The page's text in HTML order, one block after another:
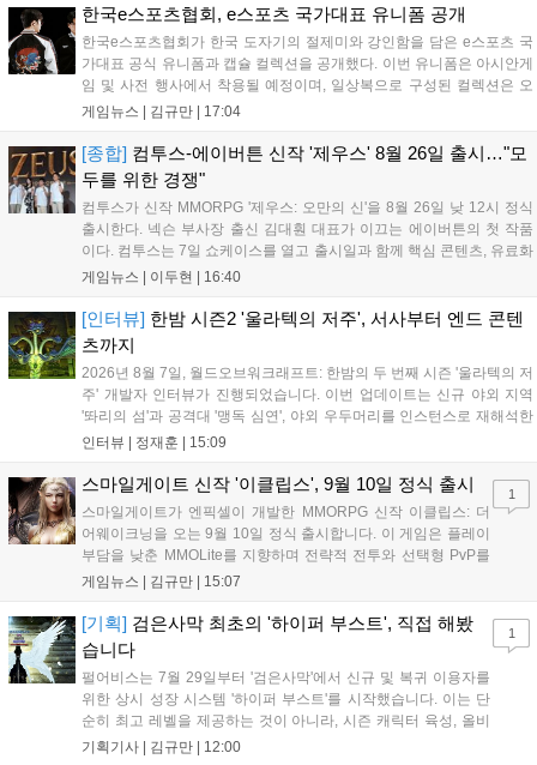
영상 및 대형 전광판에 소개될 예정입니다....
한국e스포츠협회, e스포츠 국가대표 유니폼 공개
한국e스포츠협회가 한국 도자기의 절제미와 강인함을 담은 e스포츠 국
가대표 공식 유니폼과 캡슐 컬렉션을 공개했다. 이번 유니폼은 아시안게
임 및 사전 행사에서 착용될 예정이며, 일상복으로 구성된 컬렉션은 오
는 8월 28일부터 골스튜디오 공식 홈페이지와 무신사, 오프라인 매장에
니폼을 착용할 계획이다....
게임뉴스 | 김규만 | 17:04
[종합] 컴투스-에이버튼 신작 '제우스' 8월 26일 출시…"모
두를 위한 경쟁"
컴투스가 신작 MMORPG '제우스: 오만의 신'을 8월 26일 낮 12시 정식
출시한다. 넥슨 부사장 출신 김대훤 대표가 이끄는 에이버튼의 첫 작품
이다. 컴투스는 7일 쇼케이스를 열고 출시일과 함께 핵심 콘텐츠, 유료화
정책, 운영 방향을 공개했다. 캐릭터명 선점은 8월 13일 오후 8시 시작한
게임뉴스 | 이두현 | 16:40
[인터뷰] 한밤 시즌2 '울라텍의 저주', 서사부터 엔드 콘텐
츠까지
2026년 8월 7일, 월드오브워크래프트: 한밤의 두 번째 시즌 '울라텍의 저
주' 개발자 인터뷰가 진행되었습니다. 이번 업데이트는 신규 야외 지역
'똬리의 섬'과 공격대 '맹독 심연', 야외 우두머리를 인스턴스로 재해석한
'소굴'을 포함합니다. 개발진은 하우징 시스템 개선 및 신화+ 던전 로테이
를 표했습니다....
인터뷰 | 정재훈 | 15:09
스마일게이트 신작 '이클립스', 9월 10일 정식 출시
스마일게이트가 엔픽셀이 개발한 MMORPG 신작 이클립스: 더
어웨이크닝을 오는 9월 10일 정식 출시합니다. 이 게임은 플레이
부담을 낮춘 MMOLite를 지향하며 전략적 전투와 선택형 PvP를
특징으로 합니다. 현재 공식 홈페이지와 앱 마켓에서 사전등록을
니다. 또한 카카오톡 채널 추가 시 주차별 스페셜 쿠폰과 한정 스
킨, 경품 이벤트 등 풍성한 혜택을 마련해 이용자들의 기대를 모
으고 있습니다....
게임뉴스 | 김규만 | 15:07
1
[기획] 검은사막 최초의 '하이퍼 부스트', 직접 해봤
습니다
펄어비스는 7월 29일부터 '검은사막'에서 신규 및 복귀 이용자를
위한 상시 성장 시스템 '하이퍼 부스트'를 시작했습니다. 이는 단
순히 최고 레벨을 제공하는 것이 아니라, 시즌 캐릭터 육성, 올비
아 아카데미 수료, 아침의 나라 설화 진행 등 4단계 과정을 통해
기획기사 | 김규만 | 12:00
1